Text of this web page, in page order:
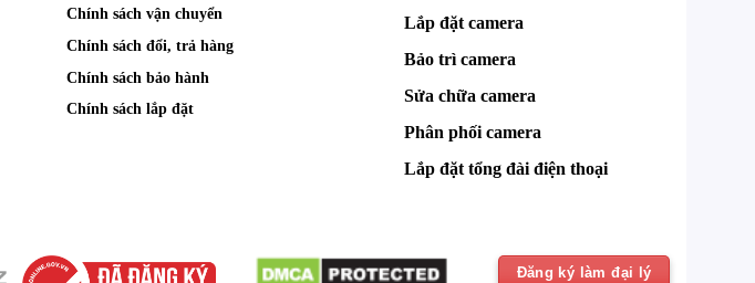
Chính sách vận chuyển
Chính sách đổi, trả hàng
Chính sách bảo hành
Chính sách lắp đặt
Lắp đặt camera
Bảo trì camera
Sửa chữa camera
Phân phối camera
Lắp đặt tổng đài điện thoại
Đăng ký làm đại lý